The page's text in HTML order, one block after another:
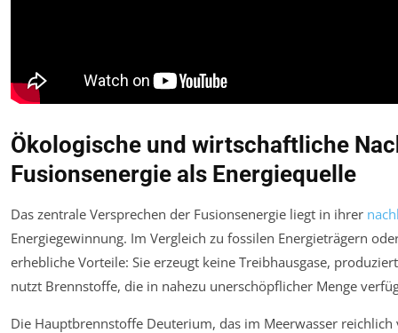
Ökologische und wirtschaftliche
Fusionsenergie als Energiequelle
Das zentrale Versprechen der Fusionsenergie liegt in ihrer
Energiegewinnung. Im Vergleich zu fossilen Energieträgern
erhebliche Vorteile: Sie erzeugt keine Treibhausgase,
nutzt Brennstoffe, die in nahezu unerschöpflicher Menge
Die Hauptbrennstoffe Deuterium, das im Meerwasser